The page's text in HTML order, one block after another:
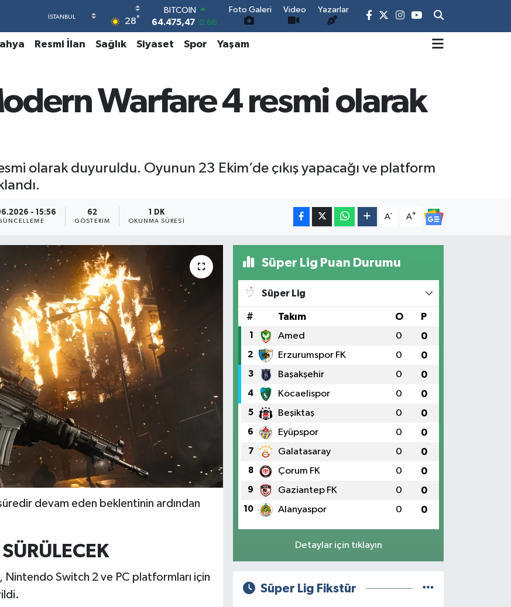
28°
DOLAR
47,5971 0.05
EURO
55,1336 0.18
6518.23 0.39
BİST100
Foto Galeri Video Yazarlar
Resmi İlan Sağlık Siyaset Spor Yaşam
Warfare 4 resmi olarak
olarak duyuruldu. Oyunun 23 Ekim’de çıkış yapacağı ve platform
- 15:56 62
GÖSTERIM
1 DK
OKUNMA SÜRESI
A- A+
devam eden beklentinin ardından
Nintendo Switch 2 ve PC platformları için
Süper Lig Puan Durumu
Süper Lig
# Takım O P
1 Amed 0 0
2 Erzurumspor FK 0 0
3 Başakşehir 0 0
4 Kocaelispor 0 0
5 Beşiktaş 0 0
6 Eyüpspor 0 0
7 Galatasaray 0 0
8 Çorum FK 0 0
9 Gaziantep FK 0 0
10 Alanyaspor 0 0
Detaylar için tıklayın
Süper Lig Fikstür